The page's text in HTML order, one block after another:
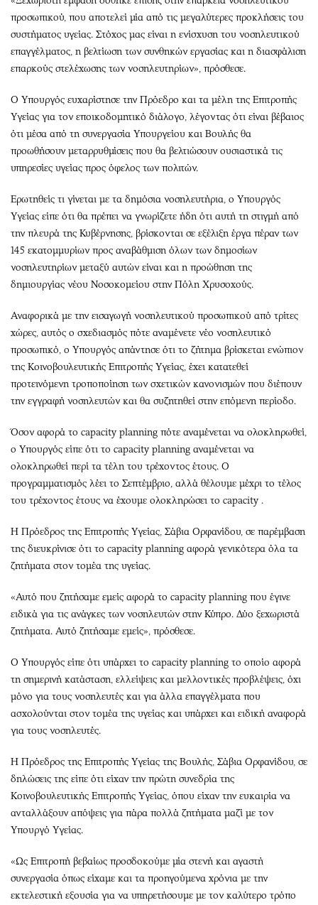
προσωπικού, που αποτελεί μία από τις μεγαλύτερες προκλήσεις του
συστήματος υγείας. Στόχος μας είναι η ενίσχυση του νοσηλευτικού
επαγγέλματος, η βελτίωση των συνθηκών εργασίας και η διασφάλιση
επαρκούς στελέχωσης των νοσηλευτηρίων», πρόσθεσε.
Ο Υπουργός ευχαρίστησε την Πρόεδρο και τα μέλη της Επιτροπής
Υγείας για τον εποικοδομητικό διάλογο, λέγοντας ότι είναι βέβαιος
ότι μέσα από τη συνεργασία Υπουργείου και Βουλής θα
προωθήσουν μεταρρυθμίσεις που θα βελτιώσουν ουσιαστικά τις
υπηρεσίες υγείας προς όφελος των πολιτών.
Ερωτηθείς τι γίνεται με τα δημόσια νοσηλευτήρια, ο Υπουργός
Υγείας είπε ότι θα πρέπει να γνωρίζετε ήδη ότι αυτή τη στιγμή από
την πλευρά της Κυβέρνησης, βρίσκονται σε εξέλιξη έργα πέραν των
145 εκατομμυρίων προς αναβάθμιση όλων των δημοσίων
νοσηλευτηρίων μεταξύ αυτών είναι και η προώθηση της
δημιουργίας νέου Νοσοκομείου στην Πόλη Χρυσοχούς.
Αναφορικά με την εισαγωγή νοσηλευτικού προσωπικού από τρίτες
χώρες, αυτός ο σχεδιασμός πότε αναμένετε νέο νοσηλευτικό
προσωπικό, ο Υπουργός απάντησε ότι το ζήτημα βρίσκεται ενώπιον
της Κοινοβουλευτικής Επιτροπής Υγείας, έχει κατατεθεί
προτεινόμενη τροποποίηση των σχετικών κανονισμών που διέπουν
την εγγραφή νοσηλευτών και θα συζητηθεί στην επόμενη περίοδο.
Όσον αφορά το capacity planning πότε αναμένεται να ολοκληρωθεί,
ο Υπουργός είπε ότι το capacity planning αναμένεται να
ολοκληρωθεί περί τα τέλη του τρέχοντος έτους. Ο
προγραμματισμός λέει το Σεπτέμβριο, αλλά θέλουμε μέχρι το τέλος
του τρέχοντος έτους να έχουμε ολοκληρώσει το capacity .
Η Πρόεδρος της Επιτροπής Υγείας, Σάβια Ορφανίδου, σε παρέμβαση
της διευκρίνισε ότι το capacity planning αφορά γενικότερα όλα τα
ζητήματα στον τομέα της υγείας.
«Αυτό που ζητήσαμε εμείς αφορά το capacity planning που έγινε
ειδικά για τις ανάγκες των νοσηλευτών στην Κύπρο. Δύο ξεχωριστά
ζητήματα. Αυτό ζητήσαμε εμείς», πρόσθεσε.
Ο Υπουργός είπε ότι υπάρχει το capacity planning το οποίο αφορά
τη σημερινή κατάσταση, ελλείψεις και μελλοντικές προβλέψεις, όχι
μόνο για τους νοσηλευτές και για άλλα επαγγέλματα που
ασχολούνται στον τομέα της υγείας και υπάρχει και ειδική αναφορά
για τους νοσηλευτές.
Η Πρόεδρος της Επιτροπής Υγείας της Βουλής, Σάβια Ορφανίδου, σε
δηλώσεις της είπε ότι είχαν την πρώτη συνεδρία της
Κοινοβουλευτικής Επιτροπής Υγείας, όπου είχαν την ευκαιρία να
ανταλλάξουν απόψεις για πάρα πολλά ζητήματα μαζί με τον
Υπουργό Υγείας.
«Ως Επιτροπή βεβαίως προσδοκούμε μία στενή και αγαστή
συνεργασία όπως είχαμε και τα προηγούμενα χρόνια με την
εκτελεστική εξουσία για να υπηρετήσουμε με τον καλύτερο τρόπο